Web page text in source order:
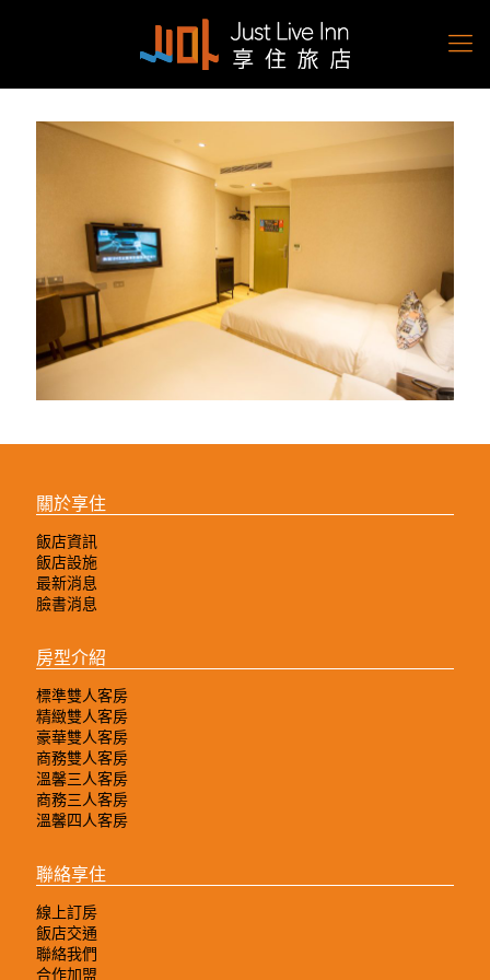
關於享住
飯店資訊
飯店設施
最新消息
臉書消息
房型介紹
標準雙人客房
精緻雙人客房
豪華雙人客房
商務雙人客房
溫馨三人客房
商務三人客房
溫馨四人客房
聯絡享住
線上訂房
飯店交通
聯絡我們
合作加盟